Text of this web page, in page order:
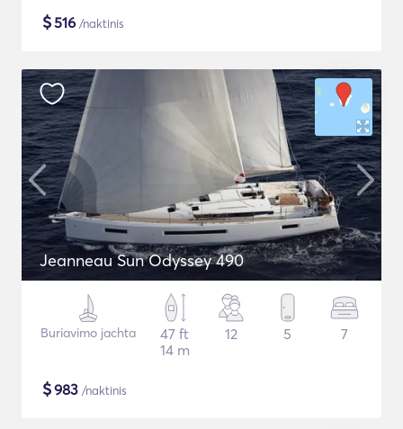
$516 /naktinis
Jeanneau Sun Odyssey 490
Buriavimo jachta
47 ft
14 m
12 5 7
$983 /naktinis